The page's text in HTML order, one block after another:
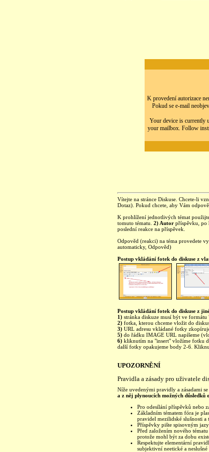
K provedení autorizace
Pokud se e-mail
Your device is currently
your mailbox. Follow
Vítejte na stránce Diskuse. Chcete-li
Dotaz). Pokud chcete, aby Vám
K prohlížení jednotlivých témat
tomuto tématu. 2) Autor příspěvku, po
poslední reakce na příspěvek.
Odpověd (reakci) na téma provedete
automaticky, Odpověd)
Postup vkládání fotek do diskuse z
Postup vkládání fotek do diskuse z
1) stránka diskuze musí být ve
2) fotka, kterou chceme vložit do
3) URL adresu vkládané fotky
5) do řádku IMAGE URL napíšeme
6) kliknutím na "insert" vložíme fotku
další fotky opakujeme body 2-6.
UPOZORNĚNÍ
Pravidla a zásady pro uživatele
Níže uvedenými pravidly a zásadami
a z něj plynoucích možných
Pro odesílání příspěvků nebo
Základním tématem fóra je
pravidel mezilidské slušnosti a
Příspěvky pište spisovným
Před založením nového
protože mohl být za dobu
Respektujte elementární
subjektivní neetické a